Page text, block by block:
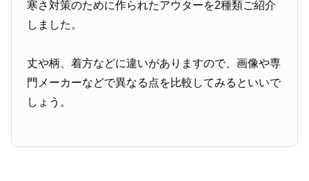
寒さ対策のために作られたアウターを2種類ご紹介
しました。
丈や柄、着方などに違いがありますので、画像や専
門メーカーなどで異なる点を比較してみるといいで
しょう。